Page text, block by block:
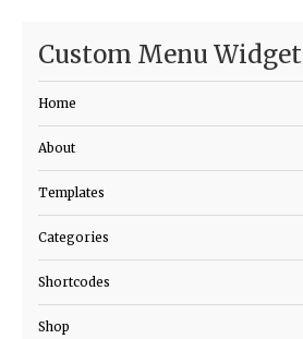
Custom Menu Widget
Home
About
Templates
Categories
Shortcodes
Shop